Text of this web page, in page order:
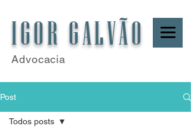
IGOR GALVÃO
Advocacia
Post
Todos posts